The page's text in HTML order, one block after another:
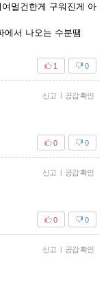
멀건한게 구워진게 아
에서 나오는 수분땜
0
1
신고 | 공감 확인
0
0
신고 | 공감 확인
0
0
신고 | 공감 확인